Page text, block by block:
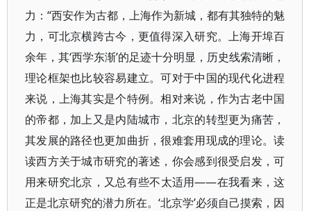
力：“西安作为古都，上海作为新城，都有其独特的魅
力，可北京横跨古今，更值得深入研究。上海开埠百
余年，其‘西学东渐’的足迹十分明显，历史线索清晰，
理论框架也比较容易建立。可对于中国的现代化进程
来说，上海其实是个特例。相对来说，作为古老中国
的帝都，加上又是内陆城市，北京的转型更为痛苦，
其发展的路径也更加曲折，很难套用现成的理论。读
读西方关于城市研究的著述，你会感到很受启发，可
用来研究北京，又总有些不太适用——在我看来，这
正是北京研究的潜力所在。‘北京学’必须自己摸索，因